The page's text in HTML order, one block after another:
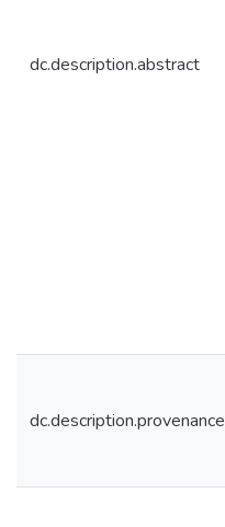
dc.description.abstract
dc.description.provenance